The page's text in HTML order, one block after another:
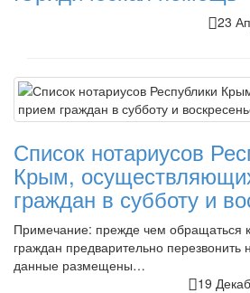
23
Список нотариусов
Крым,
граждан в субботу и
Примечание: прежде чем обращаться
граждан предварительно перезвонить
данные размещены…
19